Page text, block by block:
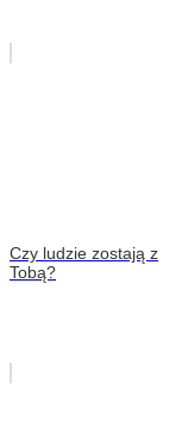
Czy ludzie zostają z
Tobą?